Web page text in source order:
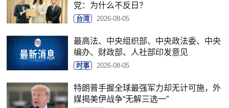
党：为什么不反日？
台湾 2026-08-05
最高法、中央组织部、中央政法委、中央
编办、财政部、人社部印发意见
时事 2026-08-05
特朗普手握全球最强军力却无计可施，外
媒揭美伊战争“无解三选一”